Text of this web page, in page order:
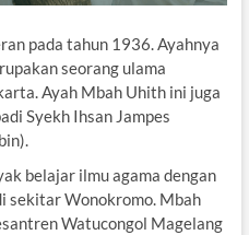
pada tahun 1936. Ayahnya
seorang ulama
Ayah Mbah Uhith ini juga
Syekh Ihsan Jampes
belajar ilmu agama dengan
sekitar Wonokromo. Mbah
Watucongol Magelang